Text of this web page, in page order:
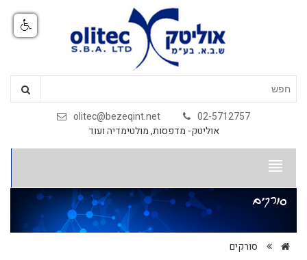
olitec@bezeqint.net
02-5712757
אוליטק- מדפסות, מולטימדיה ועוד
סורקים
סורקים